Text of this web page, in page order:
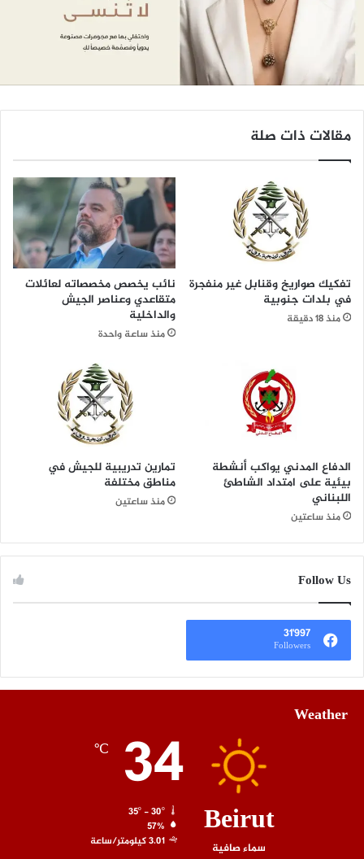
مقالات ذات صلة
تفكيك صواريخ وقنابل غير منفجرة
في بلدات جنوبية
منذ 18 دقيقة
نائب يخصص مخصصاته لعائلات
متقاعدي وعناصر الجيش
والداخلية
منذ ساعة واحدة
الدفاع المدني يواكب أنشطة
بيئية على امتداد الشاطئ
اللبناني
منذ ساعتين
تمارين تدريبية للجيش في
مناطق مختلفة
منذ ساعتين
Follow Us
31٬997
Followers
Weather
Beirut
سماء صافية
34
℃
35º - 30º
57%
3.01 كيلومتر/ساعة